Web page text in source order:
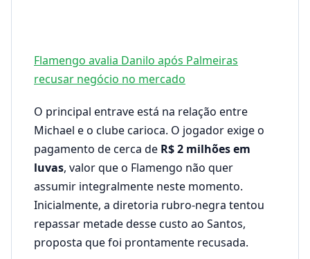
Flamengo avalia Danilo após Palmeiras
recusar negócio no mercado
O principal entrave está na relação entre
Michael e o clube carioca. O jogador exige o
pagamento de cerca de R$ 2 milhões em
luvas, valor que o Flamengo não quer
assumir integralmente neste momento.
Inicialmente, a diretoria rubro-negra tentou
repassar metade desse custo ao Santos,
proposta que foi prontamente recusada.